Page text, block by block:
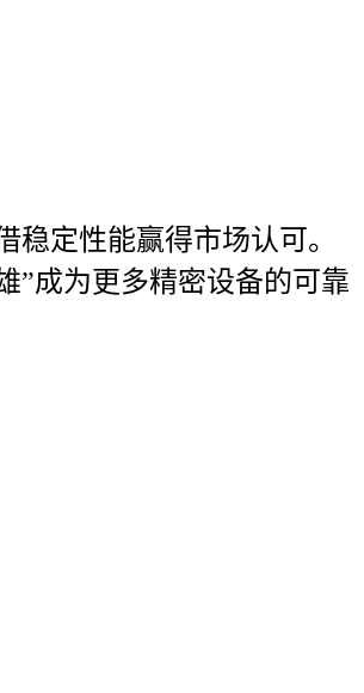
定性能赢得市场认可。
”成为更多精密设备的可靠